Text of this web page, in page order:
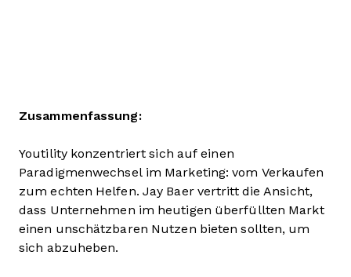
Zusammenfassung:
Youtility konzentriert sich auf einen
Paradigmenwechsel im Marketing: vom Verkaufen
zum echten Helfen. Jay Baer vertritt die Ansicht,
dass Unternehmen im heutigen überfüllten Markt
einen unschätzbaren Nutzen bieten sollten, um
sich abzuheben.